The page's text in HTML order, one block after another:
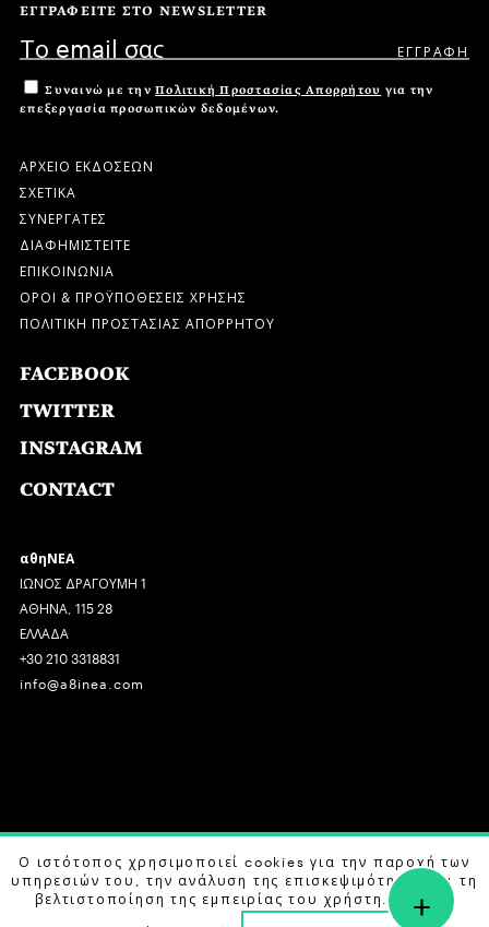
ΕΓΓΡΑΦΕΙΤΕ ΣΤΟ NEWSLETTER
Συναινώ με την Πολιτική Προστασίας Απορρήτου για την
επεξεργασία προσωπικών δεδομένων.
ΑΡΧΕΙΟ ΕΚΔΟΣΕΩΝ
ΣΧΕΤΙΚΑ
ΣΥΝΕΡΓΑΤΕΣ
ΔΙΑΦΗΜΙΣΤΕΙΤΕ
ΕΠΙΚΟΙΝΩΝΙΑ
ΟΡΟΙ & ΠΡΟΫΠΟΘΕΣΕΙΣ ΧΡΗΣΗΣ
ΠΟΛΙΤΙΚΗ ΠΡΟΣΤΑΣΙΑΣ ΑΠΟΡΡΗΤΟΥ
FACEBOOK
TWITTER
INSTAGRAM
CONTACT
αθηΝΕΑ
ΙΩΝΟΣ ΔΡΑΓΟΥΜΗ 1
ΑΘΗΝΑ, 115 28
ΕΛΛΑΔΑ
+30 210 3318831
info@a8inea.com
COPYRIGHT © 2026 αθηΝΕΑ, ALL RIGHTS RESERVED.
DESIGN BY G DESIGN STUDIO. DEVELOPED BYB LABS
Ο ιστότοπος χρησιμοποιεί cookies για την παροχή των
υπηρεσιών του, την ανάλυση της επισκεψιμότητας και τη
βελτιστοποίηση της εμπειρίας του χρήστη. Μάθετε
+